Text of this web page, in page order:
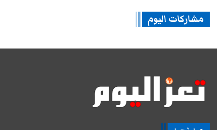
مشاركات اليوم